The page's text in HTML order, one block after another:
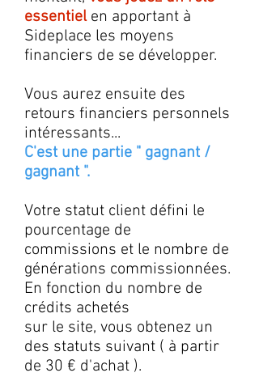
essentiel en apportant à
Sideplace les moyens
financiers de se développer.
Vous aurez ensuite des
retours financiers personnels
intéressants...
C'est une partie " gagnant /
gagnant ".
Votre statut client défini le
pourcentage de
commissions et le nombre de
générations commissionnées.
En fonction du nombre de
crédits achetés
sur le site, vous obtenez un
des statuts suivant ( à partir
de 30 € d'achat ).